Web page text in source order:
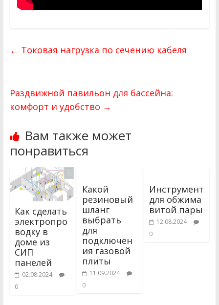
← Токовая нагрузка по сечению кабеля
Раздвижной павильон для бассейна:
комфорт и удобство →
Вам также может
понравиться
Как сделать
электропро
водку в
доме из
СИП
панелей
02.08.2024
0
Какой
резиновый
шланг
выбрать
для
подключен
ия газовой
плиты
11.09.2024
0
Инструмент
для обжима
витой пары
12.08.2024
0